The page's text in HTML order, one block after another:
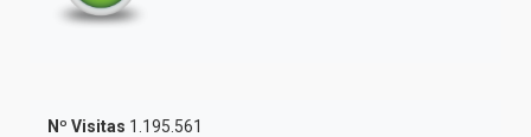
Nº Visitas 1.195.561